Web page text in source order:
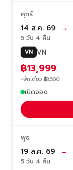
ศุกร์
14 ส.ค. 69 →
5 วัน 4 คืน
VN VN
฿13,999
+พักเดี่ยว ฿3,500
เปิดจอง
พุธ
19 ส.ค. 69 →
5 วัน 4 คืน